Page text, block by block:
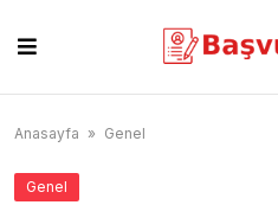
content
Anasayfa » Genel
Genel